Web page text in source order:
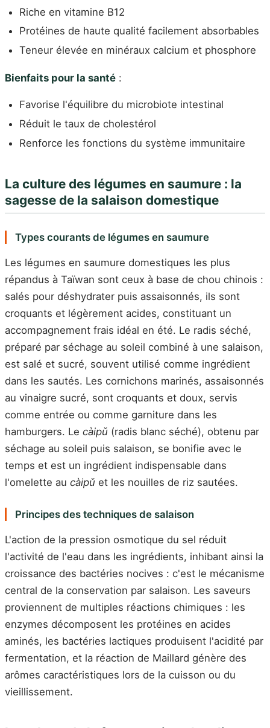
Riche en vitamine B12
Protéines de haute qualité facilement absorbables
Teneur élevée en minéraux calcium et phosphore
Bienfaits pour la santé :
Favorise l'équilibre du microbiote intestinal
Réduit le taux de cholestérol
Renforce les fonctions du système immunitaire
La culture des légumes en saumure : la
sagesse de la salaison domestique
Types courants de légumes en saumure
Les légumes en saumure domestiques les plus
répandus à Taïwan sont ceux à base de chou chinois :
salés pour déshydrater puis assaisonnés, ils sont
croquants et légèrement acides, constituant un
accompagnement frais idéal en été. Le radis séché,
préparé par séchage au soleil combiné à une salaison,
est salé et sucré, souvent utilisé comme ingrédient
dans les sautés. Les cornichons marinés, assaisonnés
au vinaigre sucré, sont croquants et doux, servis
comme entrée ou comme garniture dans les
hamburgers. Le càipǔ (radis blanc séché), obtenu par
séchage au soleil puis salaison, se bonifie avec le
temps et est un ingrédient indispensable dans
l'omelette au càipǔ et les nouilles de riz sautées.
Principes des techniques de salaison
L'action de la pression osmotique du sel réduit
l'activité de l'eau dans les ingrédients, inhibant ainsi la
croissance des bactéries nocives : c'est le mécanisme
central de la conservation par salaison. Les saveurs
proviennent de multiples réactions chimiques : les
enzymes décomposent les protéines en acides
aminés, les bactéries lactiques produisent l'acidité par
fermentation, et la réaction de Maillard génère des
arômes caractéristiques lors de la cuisson ou du
vieillissement.